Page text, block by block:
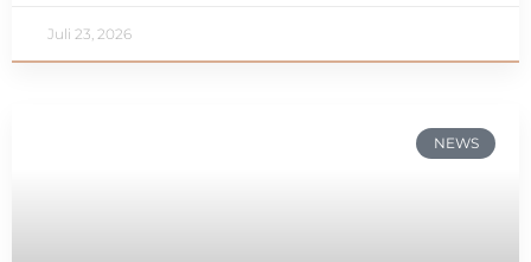
Juli 23, 2026
NEWS